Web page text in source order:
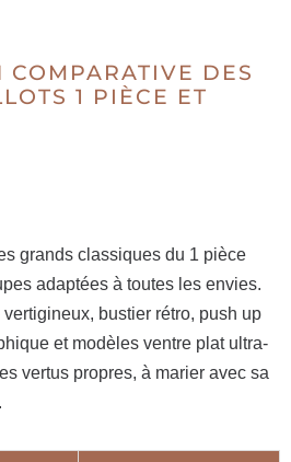
COMPARATIVE DES
1 PIÈCE ET
grands classiques du 1 pièce
adaptées à toutes les envies.
bustier rétro, push up
et modèles ventre plat ultra-
vertus propres, à marier avec sa